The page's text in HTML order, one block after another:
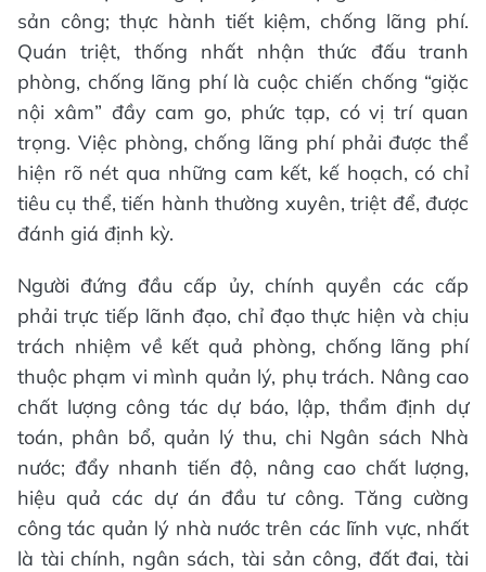
sản công; thực hành tiết kiệm, chống lãng phí.
Quán triệt, thống nhất nhận thức đấu tranh
phòng, chống lãng phí là cuộc chiến chống “giặc
nội xâm” đầy cam go, phức tạp, có vị trí quan
trọng. Việc phòng, chống lãng phí phải được thể
hiện rõ nét qua những cam kết, kế hoạch, có chỉ
tiêu cụ thể, tiến hành thường xuyên, triệt để, được
đánh giá định kỳ.
Người đứng đầu cấp ủy, chính quyền các cấp
phải trực tiếp lãnh đạo, chỉ đạo thực hiện và chịu
trách nhiệm về kết quả phòng, chống lãng phí
thuộc phạm vi mình quản lý, phụ trách. Nâng cao
chất lượng công tác dự báo, lập, thẩm định dự
toán, phân bổ, quản lý thu, chi Ngân sách Nhà
nước; đẩy nhanh tiến độ, nâng cao chất lượng,
hiệu quả các dự án đầu tư công. Tăng cường
công tác quản lý nhà nước trên các lĩnh vực, nhất
là tài chính, ngân sách, tài sản công, đất đai, tài